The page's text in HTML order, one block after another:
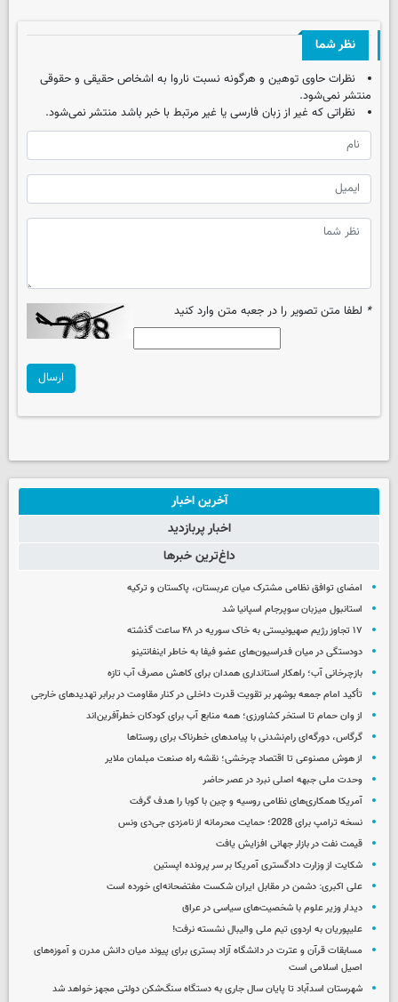
نظر شما
نظرات حاوی توهین و هرگونه نسبت ناروا به اشخاص حقیقی و حقوقی
منتشر نمی‌شود.
نظراتی که غیر از زبان فارسی یا غیر مرتبط با خبر باشد منتشر نمی‌شود.
* لطفا متن تصویر را در جعبه متن وارد کنید
ارسال
آخرین اخبار
اخبار پربازدید
داغ‌ترین خبرها
امضای توافق نظامی مشترک میان عربستان، پاکستان و ترکیه
استانبول میزبان سوپرجام اسپانیا شد
۱۷ تجاوز رژیم صهیونیستی به خاک سوریه در ۴۸ ساعت گذشته
دودستگی در میان فدراسیون‌های عضو فیفا به خاطر اینفانتینو
بازچرخانی آب؛ راهکار استانداری همدان برای کاهش مصرف آب تازه
تأکید امام جمعه بوشهر بر تقویت قدرت داخلی در کنار مقاومت در برابر تهدیدهای خارجی
از وان حمام تا استخر کشاورزی؛ همه منابع آب برای کودکان خطرآفرین‌اند
گرگاس، دورگه‌ای رام‌نشدنی با پیامدهای خطرناک برای روستاها
از هوش مصنوعی تا اقتصاد چرخشی؛ نقشه راه صنعت مبلمان ملایر
وحدت ملی جبهه اصلی نبرد در عصر حاضر
آمریکا همکاری‌های نظامی روسیه و چین با کوبا را هدف گرفت
نسخه ترامپ برای 2028؛ حمایت محرمانه از نامزدی جی‌دی ونس
قیمت نفت در بازار جهانی افزایش یافت
شکایت از وزارت دادگستری آمریکا بر سر پرونده اپستین
علی اکبری: دشمن در مقابل ایران شکست مفتضحانه‌ای خورده است
دیدار وزیر علوم با شخصیت‌های سیاسی در عراق
علیپوریان به اردوی تیم ملی والیبال نشسته نرفت!
مسابقات قرآن و عترت در دانشگاه آزاد بستری برای پیوند میان دانش مدرن و آموزه‌های
اصیل اسلامی است
شهرستان اسدآباد تا پایان سال جاری به دستگاه سنگ‌شکن دولتی مجهز خواهد شد